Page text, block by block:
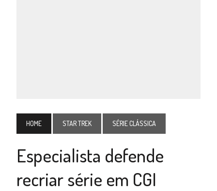
HOME STAR TREK SÉRIE CLÁSSICA
Especialista defende
recriar série em CGI